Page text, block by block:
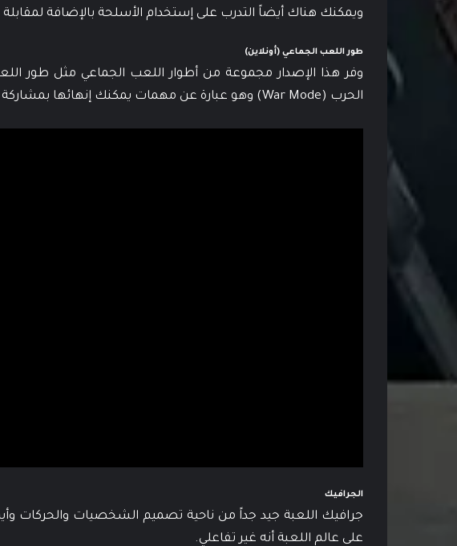
ويمكنك هناك أيضاً التدرب على إستخدام الأسلحة بالإضافة لمقابلة
طور اللعب الجماعي (أونلاين)
الحرب (War Mode) وهو عبارة عن مهمات يمكنك إنهائها بمشاركة لاعبين آخرين.
الجرافيك
جرافيك اللعبة جيد جداً من ناحية تصميم الشخصيات والحركات
على عالم اللعبة أنه غير تفاعلي.